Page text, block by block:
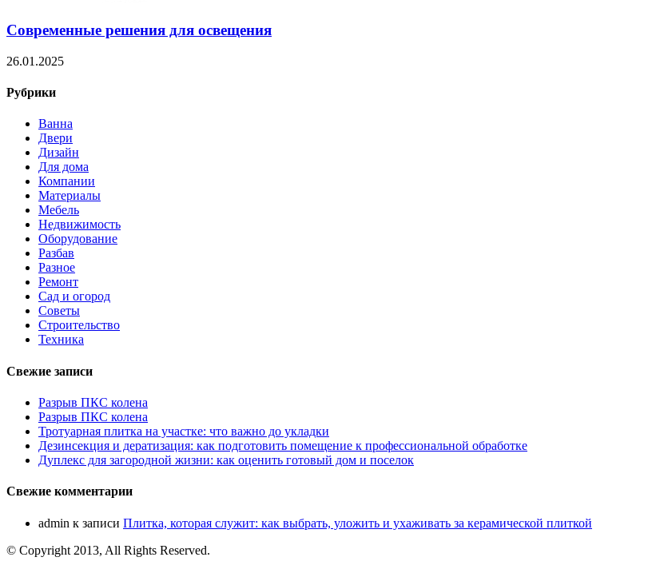
Современные решения для освещения
26.01.2025
Рубрики
Ванна
Двери
Дизайн
Для дома
Компании
Материалы
Мебель
Недвижимость
Оборудование
Разбав
Разное
Ремонт
Сад и огород
Советы
Строительство
Техника
Свежие записи
Разрыв ПКС колена
Разрыв ПКС колена
Тротуарная плитка на участке: что важно до укладки
Дезинсекция и дератизация: как подготовить помещение к профессиональной обработке
Дуплекс для загородной жизни: как оценить готовый дом и поселок
Свежие комментарии
admin к записи Плитка, которая служит: как выбрать, уложить и ухаживать за керамической плиткой
© Copyright 2013, All Rights Reserved.